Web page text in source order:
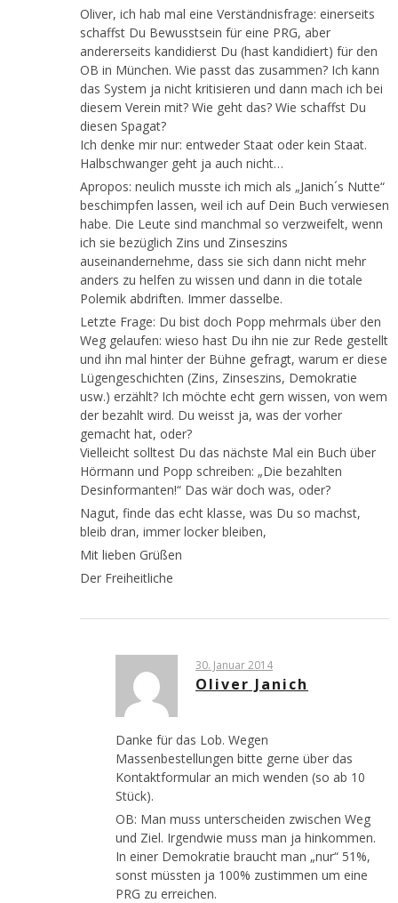
Oliver, ich hab mal eine Verständnisfrage: einerseits
schaffst Du Bewusstsein für eine PRG, aber
andererseits kandidierst Du (hast kandidiert) für den
OB in München. Wie passt das zusammen? Ich kann
das System ja nicht kritisieren und dann mach ich bei
diesem Verein mit? Wie geht das? Wie schaffst Du
diesen Spagat?
Ich denke mir nur: entweder Staat oder kein Staat.
Halbschwanger geht ja auch nicht…
Apropos: neulich musste ich mich als „Janich´s Nutte“
beschimpfen lassen, weil ich auf Dein Buch verwiesen
habe. Die Leute sind manchmal so verzweifelt, wenn
ich sie bezüglich Zins und Zinseszins
auseinandernehme, dass sie sich dann nicht mehr
anders zu helfen zu wissen und dann in die totale
Polemik abdriften. Immer dasselbe.
Letzte Frage: Du bist doch Popp mehrmals über den
Weg gelaufen: wieso hast Du ihn nie zur Rede gestellt
und ihn mal hinter der Bühne gefragt, warum er diese
Lügengeschichten (Zins, Zinseszins, Demokratie
usw.) erzählt? Ich möchte echt gern wissen, von wem
der bezahlt wird. Du weisst ja, was der vorher
gemacht hat, oder?
Vielleicht solltest Du das nächste Mal ein Buch über
Hörmann und Popp schreiben: „Die bezahlten
Desinformanten!“ Das wär doch was, oder?
Nagut, finde das echt klasse, was Du so machst,
bleib dran, immer locker bleiben,
Mit lieben Grüßen
Der Freiheitliche
30. Januar 2014
Oliver Janich
Danke für das Lob. Wegen
Massenbestellungen bitte gerne über das
Kontaktformular an mich wenden (so ab 10
Stück).
OB: Man muss unterscheiden zwischen Weg
und Ziel. Irgendwie muss man ja hinkommen.
In einer Demokratie braucht man „nur“ 51%,
sonst müssten ja 100% zustimmen um eine
PRG zu erreichen.